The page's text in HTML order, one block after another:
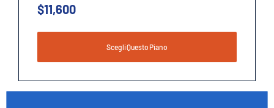
$11,600
Scegli Questo Piano